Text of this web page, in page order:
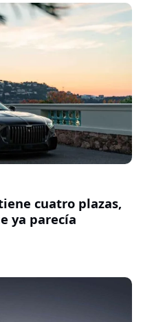
cuatro plazas,
ya parecía